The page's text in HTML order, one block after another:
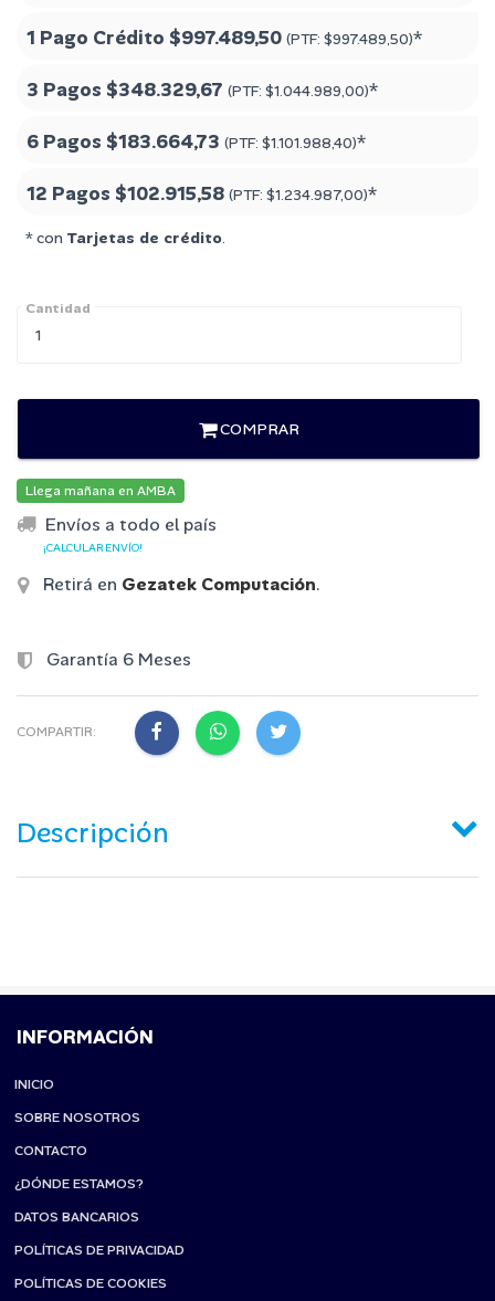
1 Pago Crédito $997.489,50 (PTF: $997.489,50)*
3 Pagos $348.329,67 (PTF: $1.044.989,00)*
6 Pagos $183.664,73 (PTF: $1.101.988,40)*
12 Pagos $102.915,58 (PTF: $1.234.987,00)*
* con Tarjetas de crédito.
Cantidad
COMPRAR
Llega mañana en AMBA
Envíos a todo el país
¡CALCULAR ENVÍO!
Retirá en Gezatek Computación.
Garantía 6 Meses
COMPARTIR:
Descripción
INFORMACIÓN
INICIO
SOBRE NOSOTROS
CONTACTO
¿DÓNDE ESTAMOS?
DATOS BANCARIOS
POLÍTICAS DE PRIVACIDAD
POLÍTICAS DE COOKIES